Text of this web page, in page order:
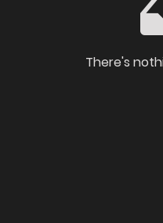
There's